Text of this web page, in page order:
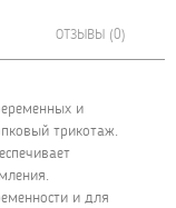
ОТЗЫВЫ (0)
и
трикотаж.
и для